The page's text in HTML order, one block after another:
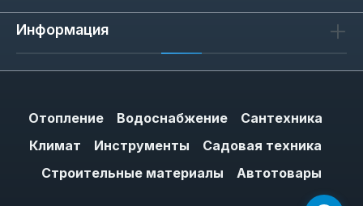
Информация
Отопление Водоснабжение
Сантехника
Климат
Инструменты
Садовая техника
Строительные материалы
Автотовары